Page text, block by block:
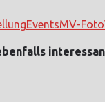
EventsMV-Foto